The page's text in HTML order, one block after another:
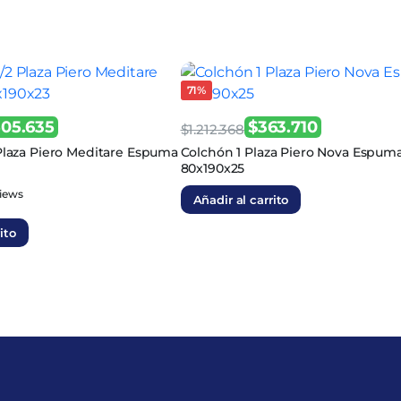
Piero Meditare Espuma
71%
$1.212.368
El
precio
original
$363.710
El
precio
actual
Colchón 1 Plaza Piero Nova
80x190x25
Añadir al carrito